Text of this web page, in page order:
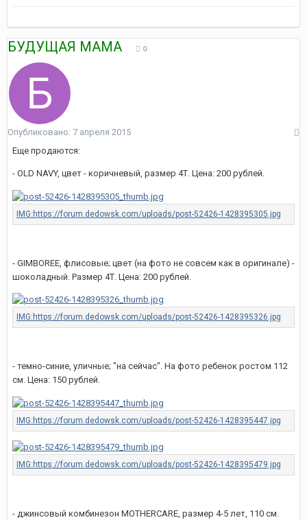
БУДУЩАЯ МАМА 0
Опубликовано: 7 апреля 2015
Еще продаются:
- OLD NAVY, цвет - коричневый, размер 4Т. Цена: 200 рублей.
- GIMBOREE, флисовые; цвет (на фото не совсем как в оригинале) -
шоколадный. Размер 4Т. Цена: 200 рублей.
- темно-синие, уличные; "на сейчас". На фото ребенок ростом 112
см. Цена: 150 рублей.
- джинсовый комбинезон MOTHERCARE, размер 4-5 лет, 110 см.